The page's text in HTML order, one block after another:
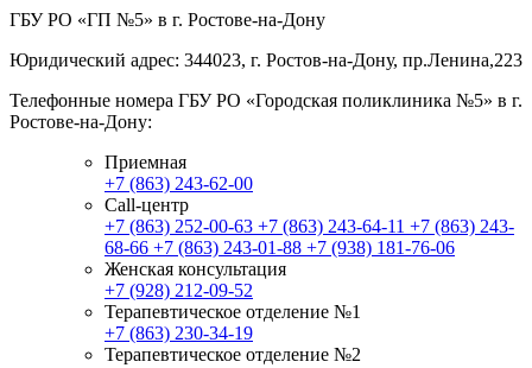
ГБУ РО «ГП №5» в г. Ростове-на-Дону
Юридический адрес: 344023, г. Ростов-на-Дону, пр.Ленина,223
Телефонные номера ГБУ РО «Городская поликлиника №5» в г.
Ростове-на-Дону:
Приемная
+7 (863) 243-62-00
Call-центр
+7 (863) 252-00-63 +7 (863) 243-64-11 +7 (863) 243-
68-66 +7 (863) 243-01-88 +7 (938) 181-76-06
Женская консультация
+7 (928) 212-09-52
Терапевтическое отделение №1
+7 (863) 230-34-19
Терапевтическое отделение №2